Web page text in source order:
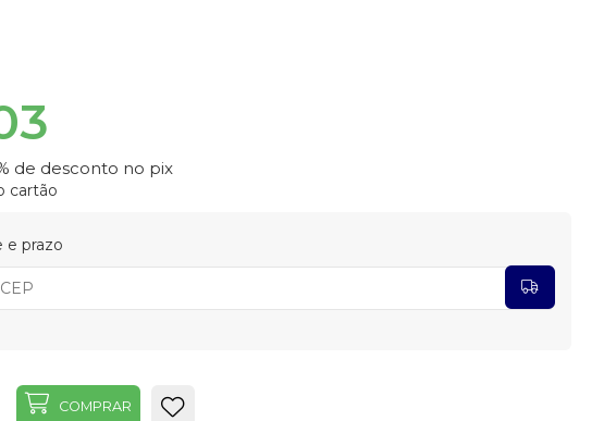
de desconto no pix
cartão
e prazo
COMPRAR